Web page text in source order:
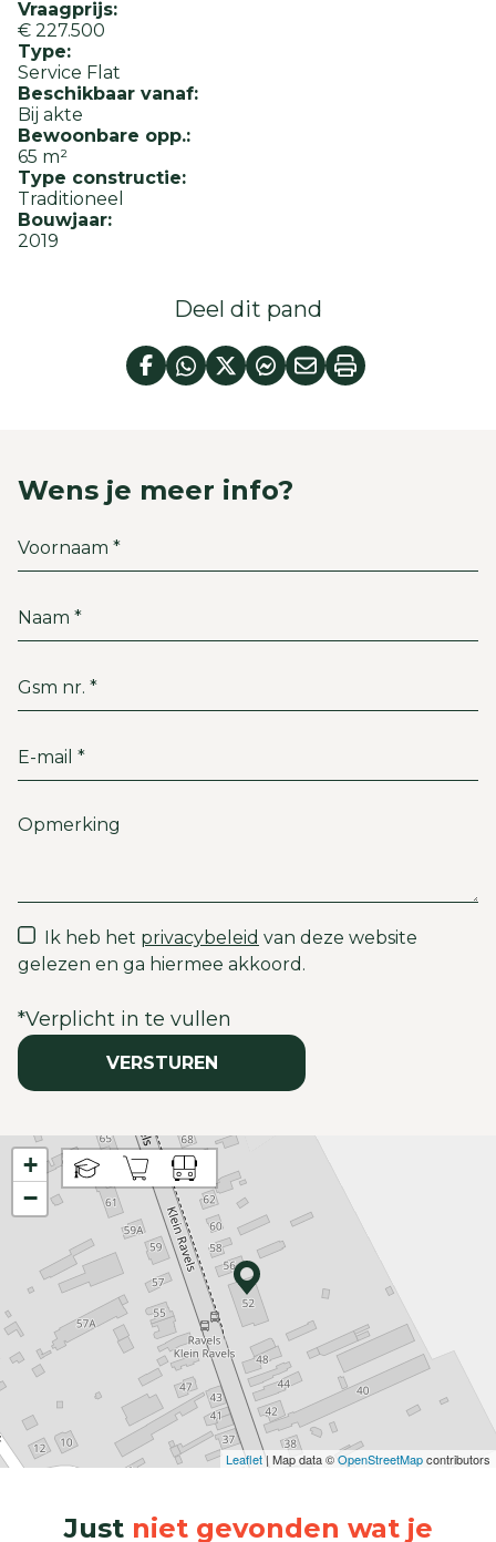
Vraagprijs:
€ 227.500
Type:
Service Flat
Beschikbaar vanaf:
Bij akte
Bewoonbare opp.:
65 m²
Type constructie:
Traditioneel
Bouwjaar:
2019
Deel dit pand
Wens je meer info?
Ik heb het privacybeleid van deze website
gelezen en ga hiermee akkoord.
*Verplicht in te vullen
VERSTUREN
+
−
Leaflet| Map data ©OpenStreetMapcontributors
Just niet gevonden wat je